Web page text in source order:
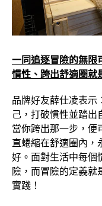
一同追逐冒險的無限
慣性、跨出舒適圈就
品牌好友薛仕凌表示
己，打破慣性並踏出
當你跨出那一步，便
直蜷縮在舒適圈內，
好。面對生活中每個
險，而冒險的定義就
實踐！